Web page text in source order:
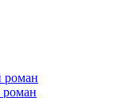
роман